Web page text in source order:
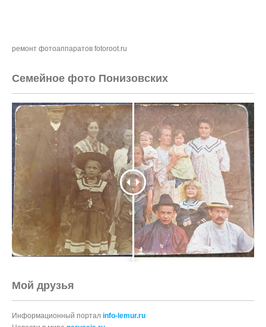
ремонт фотоаппаратов fotoroot.ru
Семейное фото Понизовских
Мой друзья
Информационный портал info-lemur.ru